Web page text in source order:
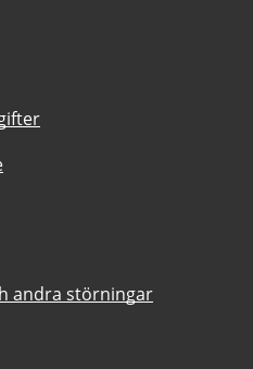
andra störningar